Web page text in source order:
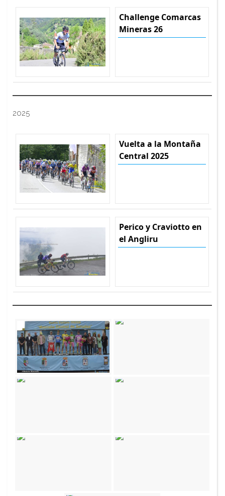
Challenge Comarcas
Mineras 26
2025
Vuelta a la Montaña
Central 2025
Perico y Craviotto en
el Angliru